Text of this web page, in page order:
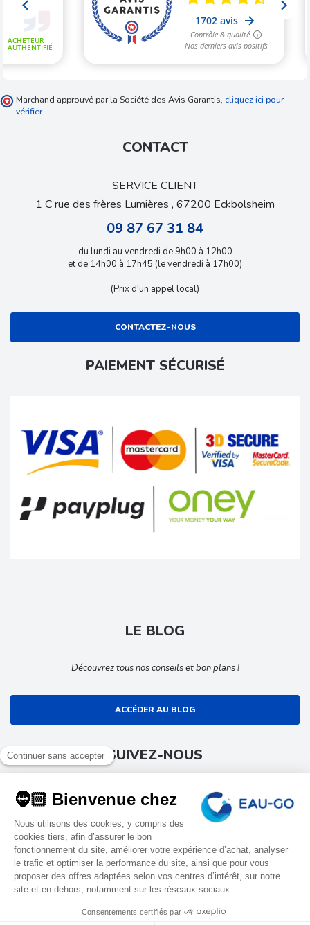
Marchand approuvé par la Société des Avis Garantis, cliquez ici pour
vérifier.
CONTACT
SERVICE CLIENT
1 C rue des frères Lumières , 67200 Eckbolsheim
09 87 67 31 84
du lundi au vendredi de 9h00 à 12h00
et de 14h00 à 17h45 (le vendredi à 17h00)
(Prix d'un appel local)
CONTACTEZ-NOUS
PAIEMENT SÉCURISÉ
LE BLOG
Découvrez tous nos conseils et bon plans !
ACCÉDER AU BLOG
SUIVEZ-NOUS
Suivez toute l’actualité EAU-GO